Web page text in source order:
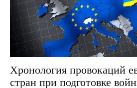
Хронология провокаций
стран при подготовке